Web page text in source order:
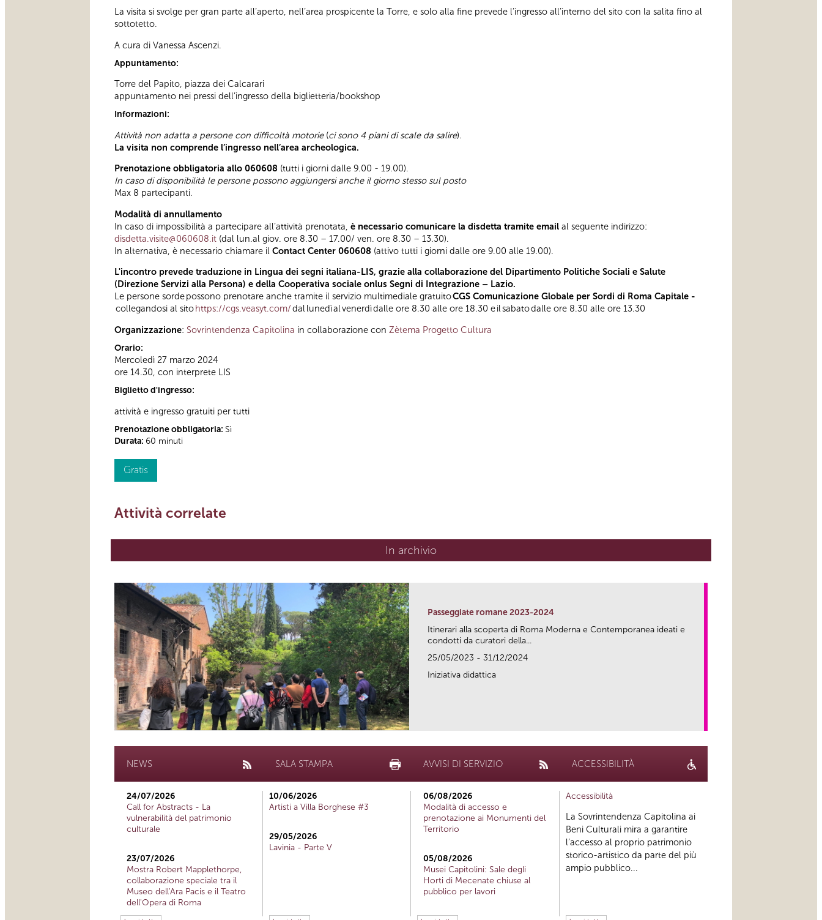
La visita si svolge per gran parte all’aperto, nell’area prospicente la Torre, e solo alla fine prevede l’ingresso all’interno del sito con la salita fino al
sottotetto.
A cura di Vanessa Ascenzi.
Appuntamento:
Torre del Papito, piazza dei Calcarari
appuntamento nei pressi dell’ingresso della biglietteria/bookshop
Informazioni:
Attività non adatta a persone con difficoltà motorie(ci sono 4 piani di scale da salire).
La visita non comprende l’ingresso nell’area archeologica.
Prenotazione obbligatoria allo 060608 (tutti i giorni dalle 9.00 - 19.00).
In caso di disponibilità le persone possono aggiungersi anche il giorno stesso sul posto
Max 8 partecipanti.
Modalità di annullamento
In caso di impossibilità a partecipare all’attività prenotata, è necessario comunicare la disdetta tramite email al seguente indirizzo:
disdetta.visite@060608.it (dal lun.al giov. ore 8.30 – 17.00/ ven. ore 8.30 – 13.30).
In alternativa, è necessario chiamare il Contact Center 060608 (attivo tutti i giorni dalle ore 9.00 alle 19.00).
L'incontro prevede traduzione in Lingua dei segni italiana-LIS, grazie alla collaborazione del Dipartimento Politiche Sociali e Salute
(Direzione Servizi alla Persona) e della Cooperativa sociale onlus Segni di Integrazione – Lazio.
Le persone sorde possono prenotare anche tramite il servizio multimediale gratuitoCGS Comunicazione Globale per Sordi di Roma Capitale -
collegandosi al sito https://cgs.veasyt.com/dal lunedì al venerdì dalle ore 8.30 alle ore 18.30 e il sabato dalle ore 8.30 alle ore 13.30
Organizzazione: Sovrintendenza Capitolina in collaborazione con Zètema Progetto Cultura
Orario:
Mercoledì 27 marzo 2024
ore 14.30, con interprete LIS
Biglietto d'ingresso:
attività e ingresso gratuiti per tutti
Prenotazione obbligatoria: Sì
Durata: 60 minuti
Gratis
Attività correlate
In archivio
Passeggiate romane 2023-2024
Itinerari alla scoperta di Roma Moderna e Contemporanea ideati e
condotti da curatori della...
25/05/2023 - 31/12/2024
Iniziativa didattica
NEWS
24/07/2026
Call for Abstracts - La
vulnerabilità del patrimonio
culturale
23/07/2026
Mostra Robert Mapplethorpe,
collaborazione speciale tra il
Museo dell'Ara Pacis e il Teatro
dell'Opera di Roma
SALA STAMPA
10/06/2026
Artisti a Villa Borghese #3
29/05/2026
Lavinia - Parte V
AVVISI DI SERVIZIO
06/08/2026
Modalità di accesso e
prenotazione ai Monumenti del
Territorio
05/08/2026
Musei Capitolini: Sale degli
Horti di Mecenate chiuse al
pubblico per lavori
ACCESSIBILITÀ
Accessibilità
La Sovrintendenza Capitolina ai
Beni Culturali mira a garantire
l’accesso al proprio patrimonio
storico-artistico da parte del più
ampio pubblico...